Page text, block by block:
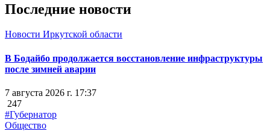
Последние новости
Новости Иркутской области
В Бодайбо продолжается восстановление инфраструктуры
после зимней аварии
7 августа 2026 г. 17:37
247
#Губернатор
Общество